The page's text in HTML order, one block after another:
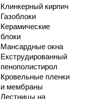
Клинкерный кирпич
Газоблоки
Керамические
блоки
Мансардные окна
Екструдированный
пенополистирол
Кровельные пленки
и мембраны
Лестницы на